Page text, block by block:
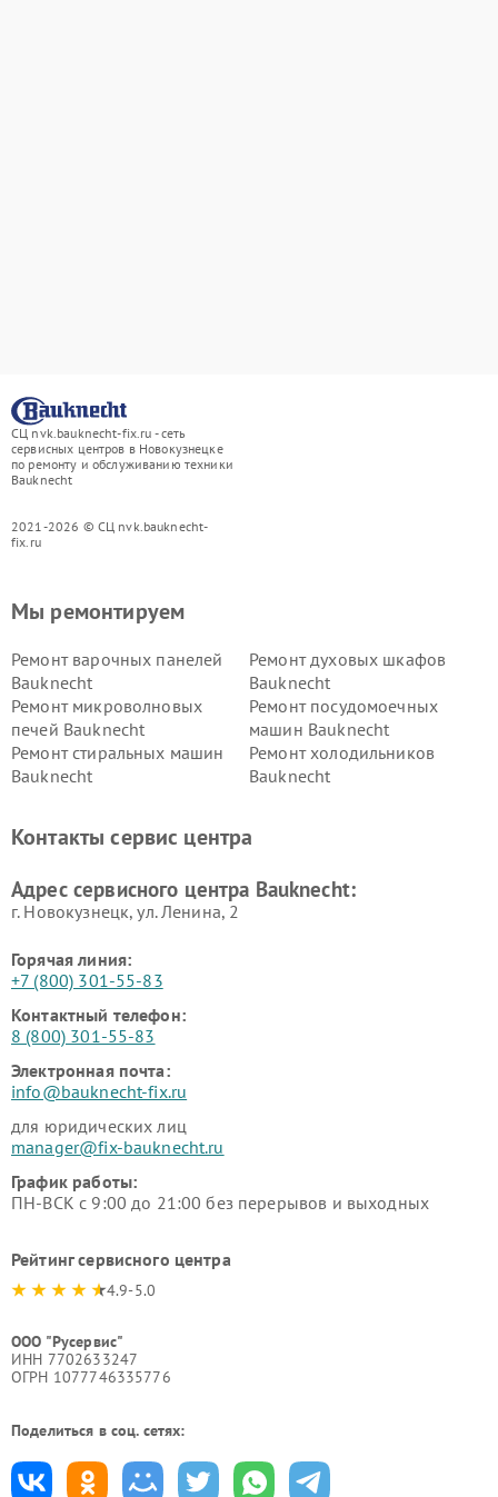
СЦ nvk.bauknecht-fix.ru - сеть
сервисных центров в Новокузнецке
по ремонту и обслуживанию техники
Bauknecht
2021-2026 © СЦ nvk.bauknecht-
fix.ru
Мы ремонтируем
Ремонт варочных панелей
Bauknecht
Ремонт духовых шкафов
Bauknecht
Ремонт микроволновых
печей Bauknecht
Ремонт посудомоечных
машин Bauknecht
Ремонт стиральных машин
Bauknecht
Ремонт холодильников
Bauknecht
Контакты сервис центра
Адрес сервисного центра Bauknecht:
г. Новокузнецк, ул. Ленина, 2
Горячая линия:
+7 (800) 301-55-83
Контактный телефон:
8 (800) 301-55-83
Электронная почта:
info@bauknecht-fix.ru
для юридических лиц
manager@fix-bauknecht.ru
График работы:
ПН-ВСК с 9:00 до 21:00 без перерывов и выходных
Рейтинг сервисного центра
4.9-5.0
ООО "Русервис"
ИНН 7702633247
ОГРН 1077746335776
Поделиться в соц. сетях: